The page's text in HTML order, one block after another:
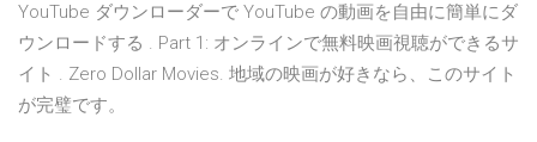
YouTube ダウンローダーで YouTube の動画を自由に簡単にダ
ウンロードする . Part 1: オンラインで無料映画視聴ができるサ
イト . Zero Dollar Movies. 地域の映画が好きなら、このサイト
が完璧です。